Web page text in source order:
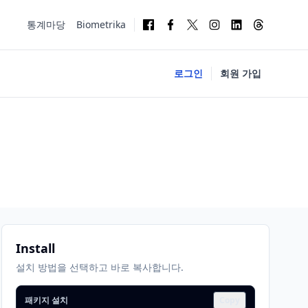
통계마당 Biometrika
로그인 회원 가입
Install
설치 방법을 선택하고 바로 복사합니다.
패키지 설치